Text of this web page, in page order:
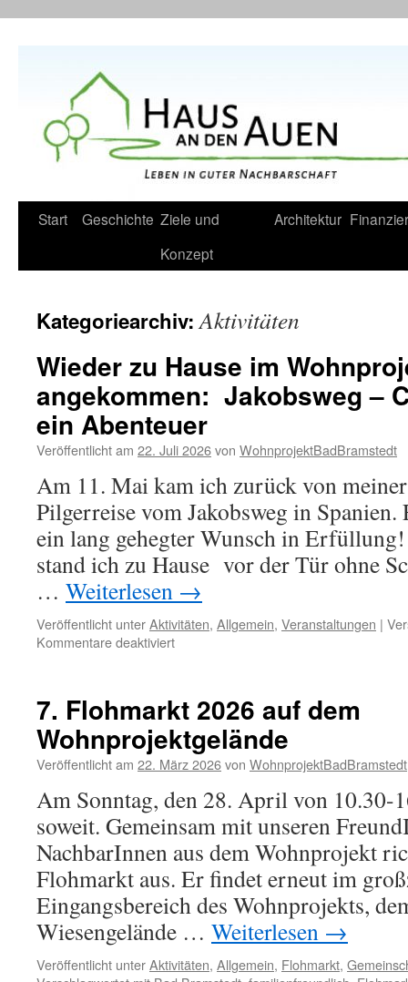
Start Geschichte Ziele und
Konzept
Architektur
Kategoriearchiv:Aktivitäten
Wieder zu Hause im
angekommen: Jakobsweg –
ein Abenteuer
Veröffentlicht am 22. Juli 2026von WohnprojektBadBramstedt
Am 11. Mai kam ich zurück von
Pilgerreise vom Jakobsweg in
ein lang gehegter Wunsch in
stand ich zu Hause vor der Tür ohne
… Weiterlesen →
Veröffentlicht unterAktivitäten, Allgemein, Veranstaltungen |
Kommentare deaktiviertfür
im
Wohnprojekt
HadA
angekommen:
Camino
Frances
ein
Abenteuer
7. Flohmarkt 2026 auf dem
Wohnprojektgelände
Veröffentlicht am 22. März 2026von WohnprojektBadBramstedt
Am Sonntag, den 28. April von 10.30-
soweit. Gemeinsam mit unseren
NachbarInnen aus dem Wohnprojekt
Flohmarkt aus. Er findet erneut im
Eingangsbereich des Wohnprojekts,
Wiesengelände … Weiterlesen →
Veröffentlicht unterAktivitäten, Allgemein, Flohmarkt,